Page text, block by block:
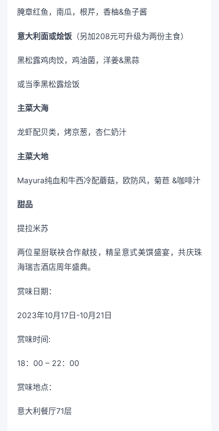
腌章红鱼，南瓜，根芹，香柚&鱼子酱
意大利面或烩饭 （另加208元可升级为两份主食）
黑松露鸡肉饺，鸡油菌，洋姜&黑蒜
或当季黑松露烩饭
主菜大海
龙虾配贝类，烤京葱，杏仁奶汁
主菜大地
Mayura纯血和牛西冷配蘑菇，欧防风，菊苣 &咖啡汁
甜品
提拉米苏
两位星厨联袂合作献技，精呈意式美馔盛宴，共庆珠
海瑞吉酒店周年盛典。
赏味日期：
2023年10月17日-10月21日
赏味时间:
18：00 – 22：00
赏味地点：
意大利餐厅71层